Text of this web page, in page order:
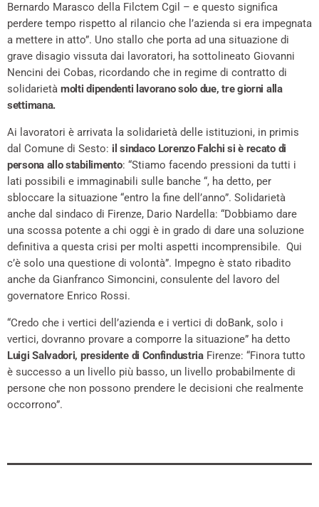
Bernardo Marasco della Filctem Cgil – e questo significa
perdere tempo rispetto al rilancio che l’azienda si era impegnata
a mettere in atto”. Uno stallo che porta ad una situazione di
grave disagio vissuta dai lavoratori, ha sottolineato Giovanni
Nencini dei Cobas, ricordando che in regime di contratto di
solidarietà molti dipendenti lavorano solo due, tre giorni alla
settimana.
Ai lavoratori è arrivata la solidarietà delle istituzioni, in primis
dal Comune di Sesto: il sindaco Lorenzo Falchi si è recato di
persona allo stabilimento: “Stiamo facendo pressioni da tutti i
lati possibili e immaginabili sulle banche “, ha detto, per
sbloccare la situazione “entro la fine dell’anno”. Solidarietà
anche dal sindaco di Firenze, Dario Nardella: “Dobbiamo dare
una scossa potente a chi oggi è in grado di dare una soluzione
definitiva a questa crisi per molti aspetti incomprensibile. Qui
c’è solo una questione di volontà”. Impegno è stato ribadito
anche da Gianfranco Simoncini, consulente del lavoro del
governatore Enrico Rossi.
“Credo che i vertici dell’azienda e i vertici di doBank, solo i
vertici, dovranno provare a comporre la situazione” ha detto
Luigi Salvadori, presidente di ConfindustriaFirenze: “Finora tutto
è successo a un livello più basso, un livello probabilmente di
persone che non possono prendere le decisioni che realmente
occorrono”.